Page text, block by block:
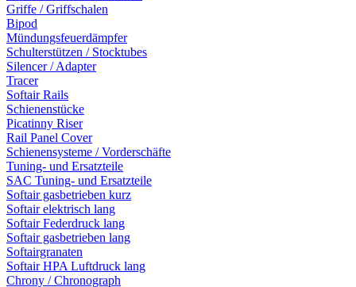
Griffe / Griffschalen
Bipod
Mündungsfeuerdämpfer
Schulterstützen / Stocktubes
Silencer / Adapter
Tracer
Softair Rails
Schienenstücke
Picatinny Riser
Rail Panel Cover
Schienensysteme / Vorderschäfte
Tuning- und Ersatzteile
SAC Tuning- und Ersatzteile
Softair gasbetrieben kurz
Softair elektrisch lang
Softair Federdruck lang
Softair gasbetrieben lang
Softairgranaten
Softair HPA Luftdruck lang
Chrony / Chronograph